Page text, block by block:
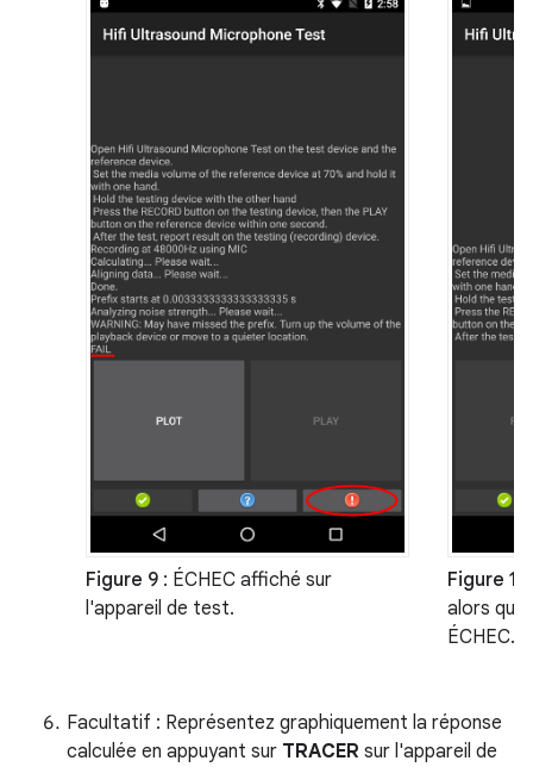
Figure 9 : ÉCHEC affiché sur
l'appareil de test.
Figure 10
alors
ÉCHEC.
Facultatif : Représentez graphiquement la réponse
calculée en appuyant sur TRACER sur l'appareil de